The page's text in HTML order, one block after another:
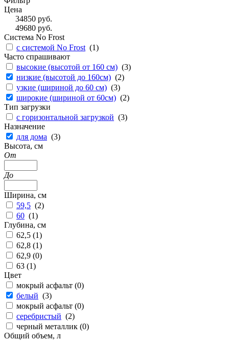
Цена
34850руб.
49680руб.
Система No Frost
с системой No Frost (1)
Часто спрашивают
высокие (высотой от 160 см) (3)
низкие (высотой до 160см) (2)
узкие (шириной до 60 см) (3)
широкие (шириной от 60см) (2)
Тип загрузки
с горизонтальной загрузкой (3)
Назначение
для дома (3)
Высота, см
От
До
Ширина, см
59,5 (2)
60 (1)
Глубина, см
62,5 (1)
62,8 (1)
62,9 (0)
63 (1)
Цвет
мокрый асфальт (0)
белый (3)
мокрый асфальт (0)
серебристый (2)
черный металлик (0)
Общий объем, л